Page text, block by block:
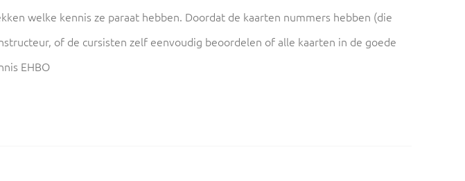
welke kennis ze paraat hebben. Doordat de kaarten nummers hebben (die
of de cursisten zelf eenvoudig beoordelen of alle kaarten in de goede
EHBO